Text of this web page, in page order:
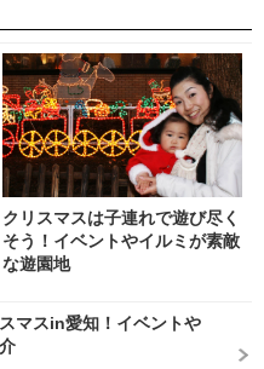
クリスマスは子連れで遊び尽く
そう！イベントやイルミが素敵
な遊園地
マスin愛知！イベントや